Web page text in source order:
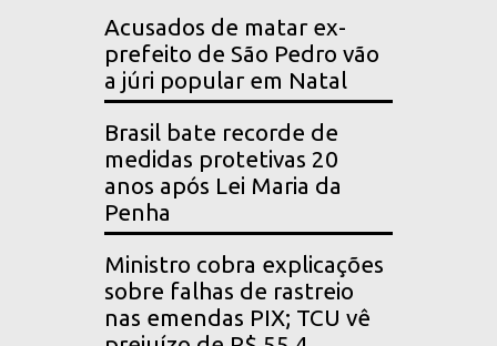
Acusados de matar ex-
prefeito de São Pedro vão
a júri popular em Natal
Brasil bate recorde de
medidas protetivas 20
anos após Lei Maria da
Penha
Ministro cobra explicações
sobre falhas de rastreio
nas emendas PIX; TCU vê